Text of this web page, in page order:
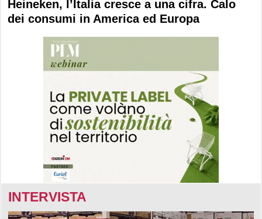
Heineken, l’Italia cresce a una cifra. Calo
dei consumi in America ed Europa
INTERVISTA